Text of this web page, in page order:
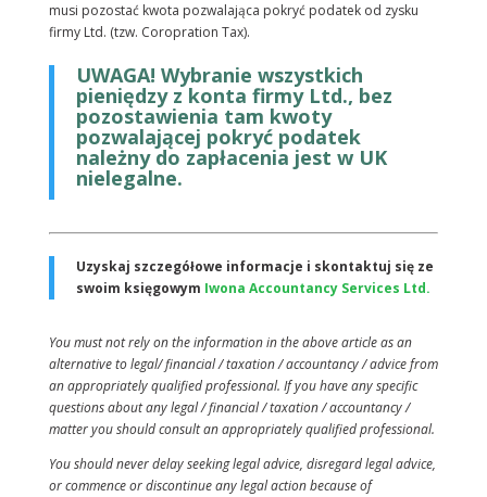
musi pozostać kwota pozwalająca pokryć podatek od zysku
firmy Ltd. (tzw. Coropration Tax).
UWAGA! Wybranie wszystkich
pieniędzy z konta firmy Ltd., bez
pozostawienia tam kwoty
pozwalającej pokryć podatek
należny do zapłacenia jest w UK
nielegalne.
Uzyskaj szczegółowe informacje i skontaktuj się ze
swoim księgowym Iwona Accountancy Services Ltd.
You must not rely on the information in the above article as an
alternative to legal/ financial / taxation / accountancy / advice from
an appropriately qualified professional. If you have any specific
questions about any legal / financial / taxation / accountancy /
matter you should consult an appropriately qualified professional.
You should never delay seeking legal advice, disregard legal advice,
or commence or discontinue any legal action because of